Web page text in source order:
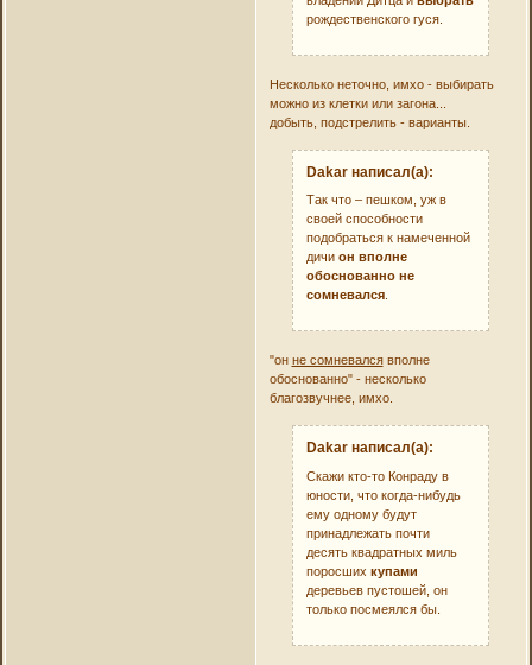
рождественского гуся.
Несколько неточно, имхо - выбирать
можно из клетки или загона...
добыть, подстрелить - варианты.
Dakar написал(а):
Так что – пешком, уж в
своей способности
подобраться к намеченной
дичион вполне
обоснованно не
сомневался.
"он не сомневалсявполне
обоснованно" - несколько
благозвучнее, имхо.
Dakar написал(а):
Скажи кто-то Конраду в
юности, что когда-нибудь
ему одному будут
принадлежать почти
десять квадратных миль
поросшихкупами
деревьев пустошей, он
только посмеялся бы.